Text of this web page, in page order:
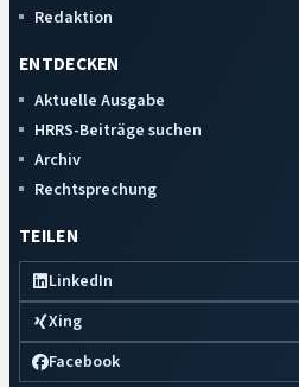
Redaktion
ENTDECKEN
Aktuelle Ausgabe
HRRS-Beiträge suchen
Archiv
Rechtsprechung
TEILEN
LinkedIn
Xing
Facebook